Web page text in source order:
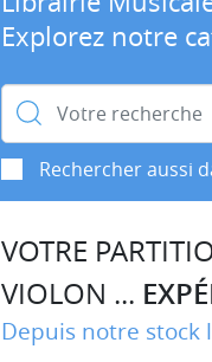
Explorez notre
Rechercher :
Rechercher aussi
VOTRE
VIOLON ...
Depuis notre stock